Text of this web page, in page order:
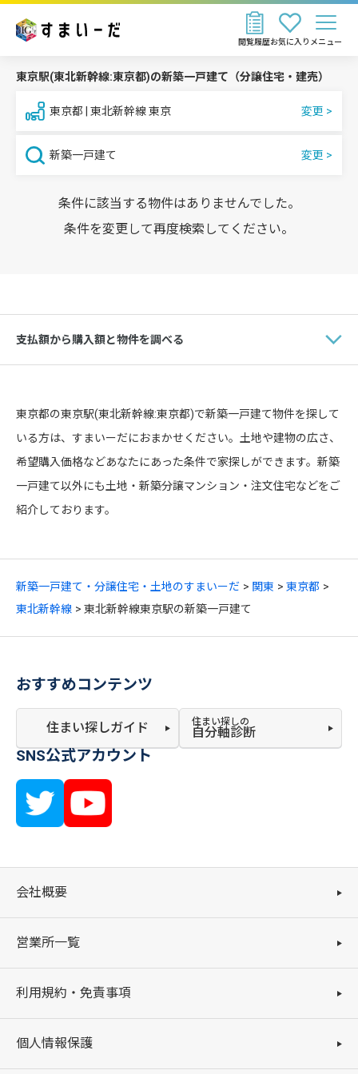
お気に入り
閲覧履歴 メニュー
新築一戸建て・分譲住宅・土地のすまいーだ 関東
東京都
東北新幹線
東北新幹線東京駅の新築一戸建て
東京駅(東北新幹線:東京都)の新築一戸建て（分譲住宅・建売）
東京都 | 東北新幹線 東京
新築一戸建て
条件に該当する物件はありませんでした。
条件を変更して再度検索してください。
支払額から購入額と物件を調べる
東京都の東京駅(東北新幹線:東京都)で新築一戸建て物件を探して
いる方は、すまいーだにおまかせください。土地や建物の広さ、
希望購入価格などあなたにあった条件で家探しができます。新築
一戸建て以外にも土地・新築分譲マンション・注文住宅などをご
紹介しております。
おすすめコンテンツ
住まい探しガイド 住まい探しの
自分軸診断
SNS公式アカウント
会社概要
営業所一覧
利用規約・免責事項
個人情報保護